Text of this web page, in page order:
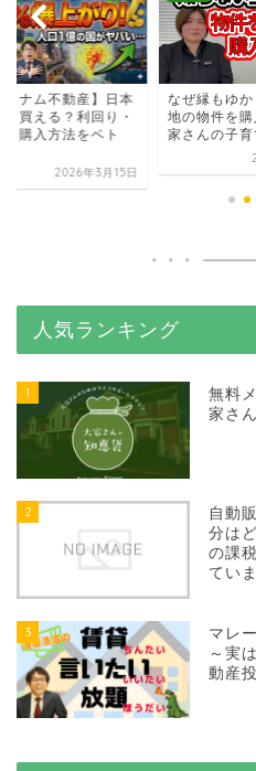
トナム不動産】日本
も買える？利回り・
・購入方法をベト
2026年3月15日
なぜ縁もゆ
地の物件を
家さんの子育
人気ランキング
1
無料
家さ
2
自動
分は
の課
てい
3
マレ
～実
動産